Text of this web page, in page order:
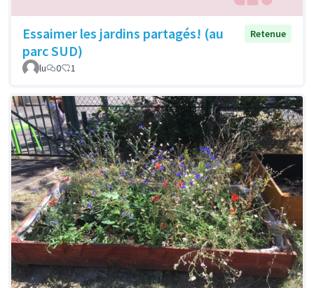
Essaimer les jardins partagés! (au
parc SUD)
Retenue
lu 0 1